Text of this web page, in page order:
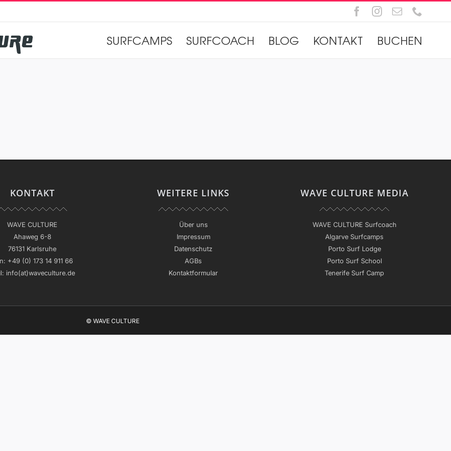
Facebook
Instagram
E-
Mail
SURFCAMPS SURFCOACH BLOG KONTAKT BUCHEN
KONTAKT
WAVE CULTURE
Ahaweg 6-8
76131 Karlsruhe
+49 (0) 173 14 911 66
info(at)waveculture.de
WEITERE LINKS
Über uns
Impressum
Datenschutz
AGBs
Kontaktformular
WAVE CULTURE MEDIA
WAVE CULTURE Surfcoach
Algarve Surfcamps
Porto Surf Lodge
Porto Surf School
Tenerife Surf Camp
© WAVE CULTURE